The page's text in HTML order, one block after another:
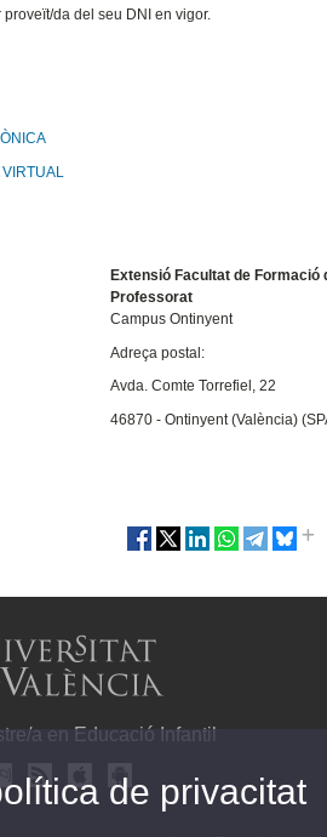
da del seu DNI en vigor.
Extensió Facultat de Formació
Professorat
Campus Ontinyent
Adreça postal:
Avda. Comte Torrefiel, 22
46870 - Ontinyent (València)
a en Educació Infantil
de privacitat